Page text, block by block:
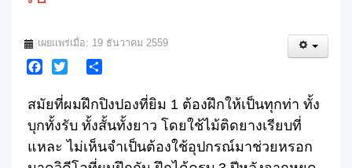
เผยแพร่เมื่อ: 19 ธันวาคม 2559
สมัยที่ผมฝึกปิงปองที่ยิม 1 ต้องฝึกให้เป็นทุกท่า ทั้ง
บุกทั้งรับ ทั้งสั้นทั้งยาว โดยใช้ไม้ติดยางเรียบที่
แหละ ไม่เห็นจำเป็นต้องใช้อุปกรณ์มาช่วยหรอก